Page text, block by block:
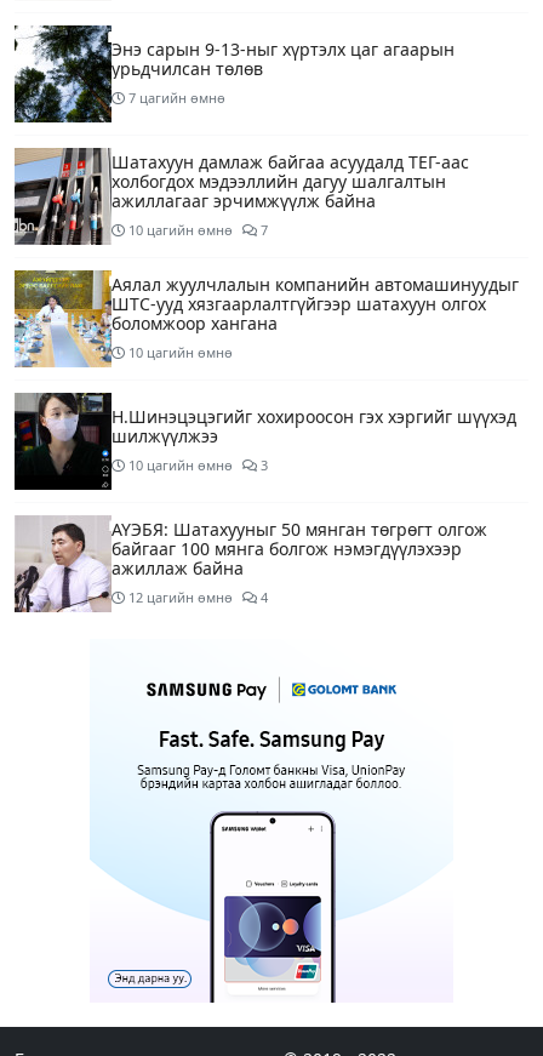
Энэ сарын 9-13-ныг хүртэлх цаг агаарын
урьдчилсан төлөв
7 цагийн өмнө
Шатахуун дамлаж байгаа асуудалд ТЕГ-аас
холбогдох мэдээллийн дагуу шалгалтын
ажиллагааг эрчимжүүлж байна
10 цагийн өмнө 7
Аялал жуулчлалын компанийн автомашинуудыг
ШТС-ууд хязгаарлалтгүйгээр шатахуун олгох
боломжоор хангана
10 цагийн өмнө
Н.Шинэцэцэгийг хохироосон гэх хэргийг шүүхэд
шилжүүлжээ
10 цагийн өмнө 3
АҮЭБЯ: Шатахууныг 50 мянган төгрөгт олгож
байгааг 100 мянга болгож нэмэгдүүлэхээр
ажиллаж байна
12 цагийн өмнө 4
мөргөсөн жолоочийг ажлаас нь чөлөөлжээ
Монополын эсрэг газрыг асуудлаас зугтаалгүй
шатахуун дамлан зарж буй асуудалд хяналт
тавихыг үүрэгдэв
Тарвас ачих ажилд туслахаар гэрээсээ гарсан 10
настай охиныг 7 дахь өдрөө хайж байна
15 цагийн өмнө 2